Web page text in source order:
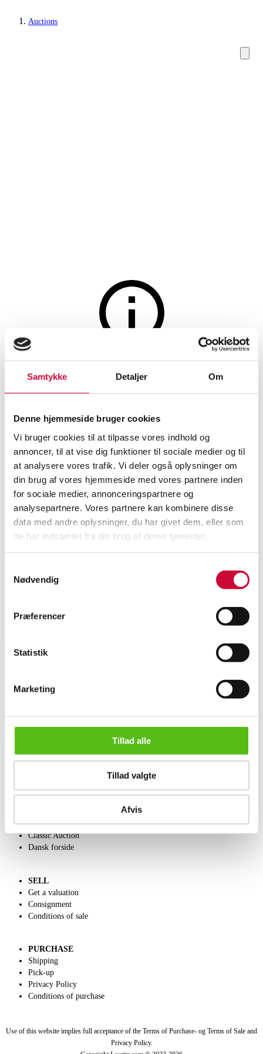
Samtykke Detaljer Om
Denne hjemmeside bruger cookies
Vi bruger cookies til at tilpasse vores indhold og
annoncer, til at vise dig funktioner til sociale medier og til
at analysere vores trafik. Vi deler også oplysninger om
din brug af vores hjemmeside med vores partnere inden
for sociale medier, annonceringspartnere og
analysepartnere. Vores partnere kan kombinere disse
data med andre oplysninger, du har givet dem, eller som
de har indsamlet fra din brug af deres tjenester.
Nødvendig
Præferencer
Statistik
Marketing
Tillad alle
Tillad valgte
Afvis
Auctions
Older pictorial arts
Adam Müller. Portrait of a woman.
The auction is closed
Adam Müller. Portrait of a
woman.
SHOWROOM
Aalborg
ESTIMATE
DKK 3,800
ITEM NUMBER
6588433
Description
Adam Müller (1811-1844). Portrait of a woman, oil on canvas, mounted in
a Damborg frame, unsigned, 25 x 20 cm. (35.5 x 30.5) cm. There is a small
ABOUT US
Charity
Classic Auction
Dansk forside
SELL
Get a valuation
Consignment
Conditions of sale
PURCHASE
Shipping
Pick-up
Privacy Policy
Conditions of purchase
Use of this website implies full acceptance of the Terms of Purchase- og Terms of Sale and
Privacy Policy.